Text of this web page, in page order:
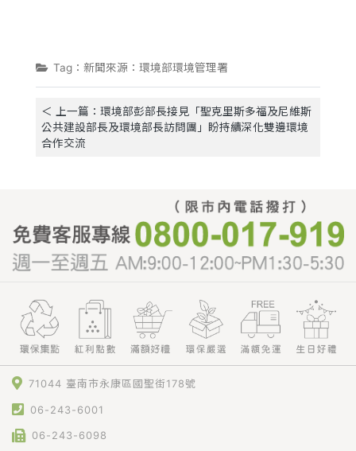
Tag：新聞來源：環境部環境管理署
＜ 上一篇：環境部彭部長接見「聖克里斯多福及尼維斯
公共建設部長及環境部長訪問團」盼持續深化雙邊環境
合作交流
71044 臺南市永康區國聖街178號
06-243-6001
06-243-6098